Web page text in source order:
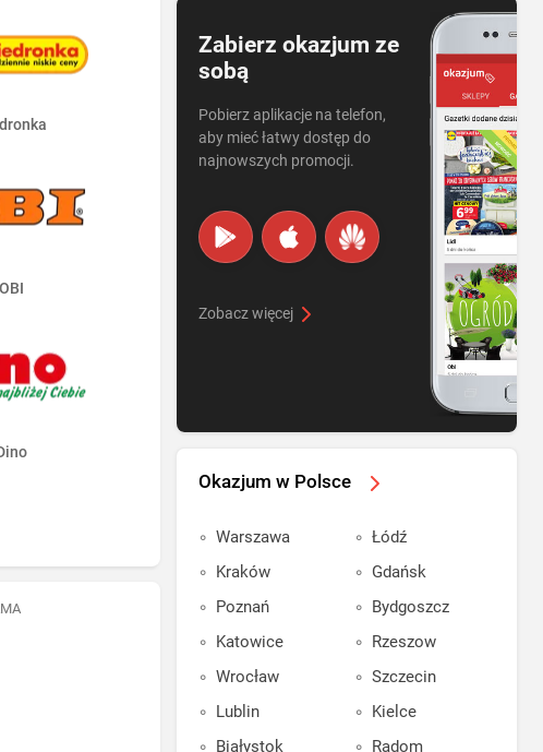
OBI
Zabierz okazjum ze
sobą
Pobierz aplikacje na telefon,
aby mieć łatwy dostęp do
najnowszych promocji.
Zobacz więcej
Okazjum w Polsce
Warszawa
Kraków
Poznań
Katowice
Wrocław
Lublin
Białystok
Łódź
Gdańsk
Bydgoszcz
Rzeszow
Szczecin
Kielce
Radom